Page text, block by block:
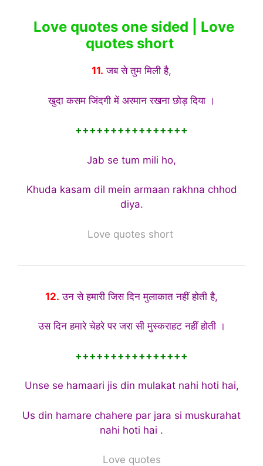
Love quotes one sided | Love
quotes short
11. जब से तुम मिली है,
खुदा कसम जिंदगी में अरमान रखना छोड़ दिया ।
++++++++++++++++
Jab se tum mili ho,
Khuda kasam dil mein armaan rakhna chhod
diya.
Love quotes short
12. उन से हमारी जिस दिन मुलाकात नहीं होती है,
उस दिन हमारे चेहरे पर जरा सी मुस्कराहट नहीं होती ।
++++++++++++++++
Unse se hamaari jis din mulakat nahi hoti hai,
Us din hamare chahere par jara si muskurahat
nahi hoti hai .
Love quotes